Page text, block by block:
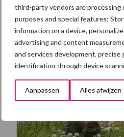
third-party vendors are
purposes and special features:
information on a device,
advertising and content
and services development, precise
identification through device
Aanpassen Alles afwijzen